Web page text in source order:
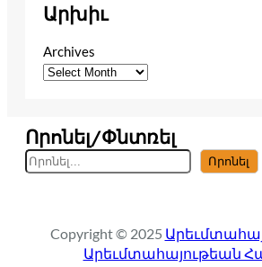
Արխիւ
Archives
Որոնել/Փնտռել
S
e
c
h
Որոնել
Copyright © 2025
Արեւմտահայութեան